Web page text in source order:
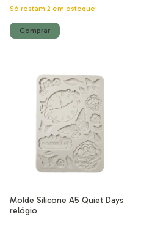
Só restam 2 em estoque!
Molde Silicone A5 Quiet Days
relógio